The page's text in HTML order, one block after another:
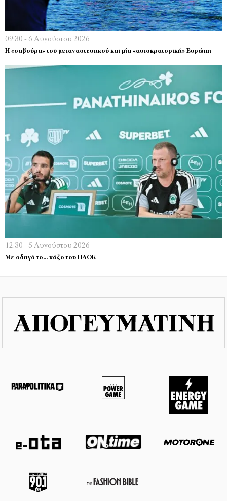
09:30 - 6 Αυγούστου 2026
Η «σαβούρα» του μεταναστευτικού και μία «αυτοκρατορική» Ευρώπη
12:30 - 5 Αυγούστου 2026
Με οδηγό το… κάζο του ΠΑΟΚ